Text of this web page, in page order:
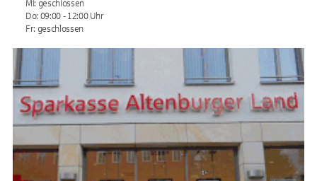
Mi: geschlossen
Do: 09:00 - 12:00 Uhr